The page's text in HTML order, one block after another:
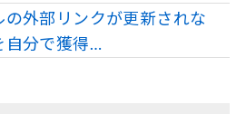
の外部リンクが更新されな
自分で獲得…